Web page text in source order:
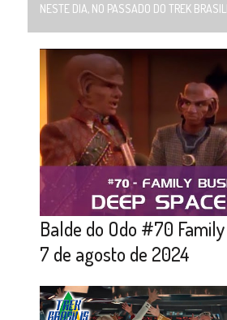
NESTE DIA, NO PASSADO DO TREK
Balde do Odo #70
7 de agosto de 2024